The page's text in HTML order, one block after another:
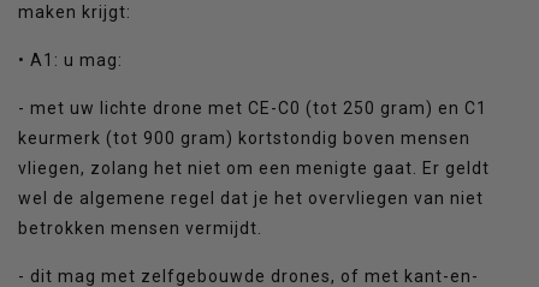
maken krijgt:
• A1: u mag:
- met uw lichte drone met CE-C0 (tot 250 gram) en C1
keurmerk (tot 900 gram) kortstondig boven mensen
vliegen, zolang het niet om een menigte gaat. Er geldt
wel de algemene regel dat je het overvliegen van niet
betrokken mensen vermijdt.
- dit mag met zelfgebouwde drones, of met kant-en-